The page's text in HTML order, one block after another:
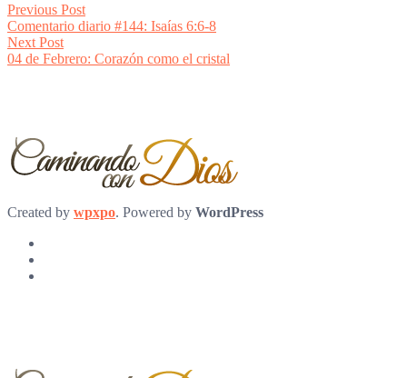
Post
navigation
Previous PostPrevious
post:
Comentario diario #144: Isaías 6:6-8
Next PostNext
post:
04 de Febrero: Corazón como el cristal
Created by wpxpo. Powered by WordPress